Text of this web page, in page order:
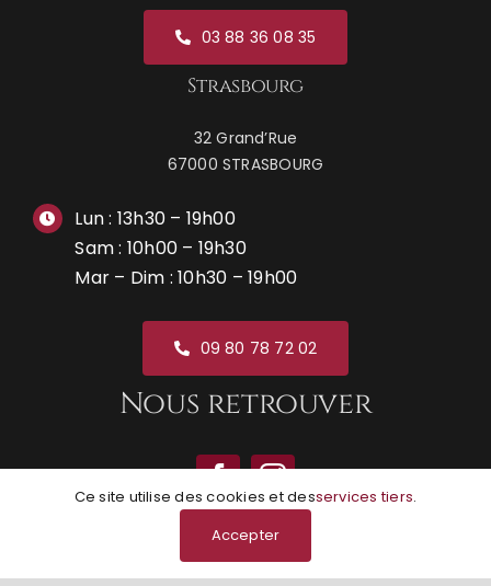
03 88 36 08 35
Strasbourg
32 Grand’Rue
67000 STRASBOURG
Lun : 13h30 – 19h00
Sam : 10h00 – 19h30
Mar – Dim : 10h30 – 19h00
09 80 78 72 02
Nous retrouver
Ce site utilise des cookies et desservices tiers.
Accepter